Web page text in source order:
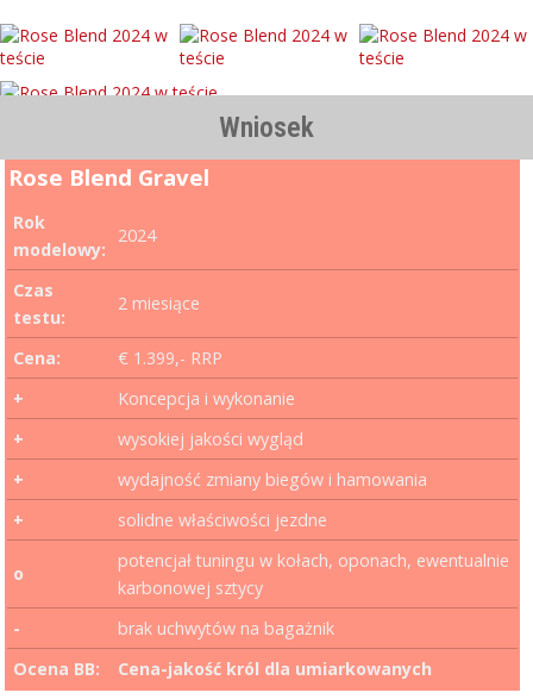
Wniosek
Rose Blend Gravel
Rok
modelowy:
2024
Czas
testu:
2 miesiące
Cena:
€ 1.399,- RRP
+
Koncepcja i wykonanie
+
wysokiej jakości wygląd
+
wydajność zmiany biegów i hamowania
+
solidne właściwości jezdne
o
potencjał tuningu w kołach, oponach, ewentualnie
karbonowej sztycy
-
brak uchwytów na bagażnik
Ocena BB:
Cena-jakość król dla umiarkowanych